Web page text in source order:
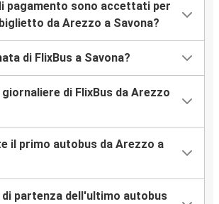
pagamento sono accettati per
da Arezzo a Savona?
di FlixBus a Savona?
di FlixBus da Arezzo
il primo autobus da Arezzo a
di partenza dell'ultimo autobus